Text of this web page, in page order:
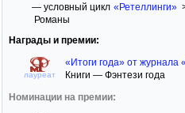
— условный цикл «Ретеллинги»>
Романы
Награды и премии:
лауреат
«Итоги года» от журнала
Книги — Фэнтези года
Номинации на премии: